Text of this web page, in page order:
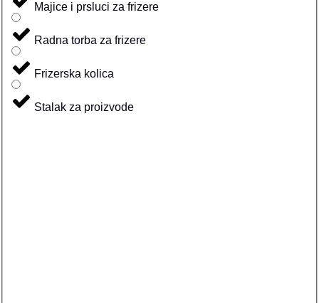
Majice i prsluci za frizere
Radna torba za frizere
Frizerska kolica
Stalak za proizvode